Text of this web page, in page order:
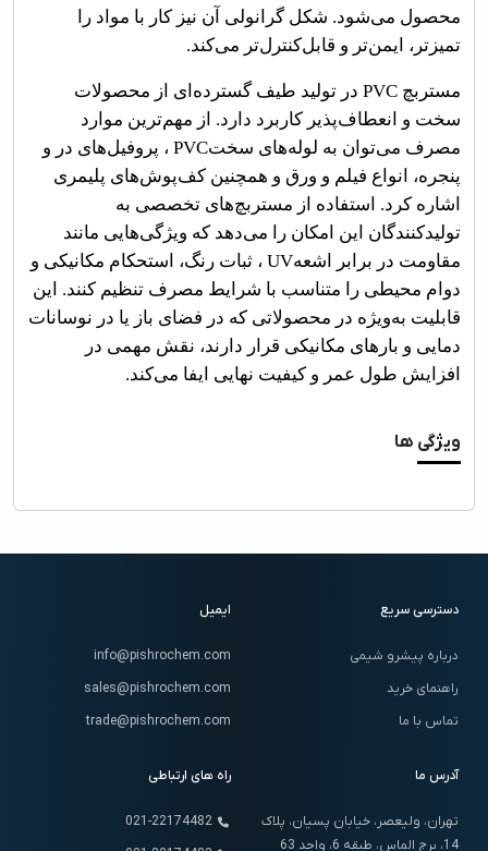
محصول می‌شود. شکل گرانولی آن نیز کار با مواد را
تمیزتر، ایمن‌تر و قابل‌کنترل‌تر می‌کند.
مستربچ PVC در تولید طیف گسترده‌ای از محصولات
سخت و انعطاف‌پذیر کاربرد دارد. از مهم‌ترین موارد
مصرف می‌توان به لوله‌های سختPVC ، پروفیل‌های در و
پنجره، انواع فیلم و ورق و همچنین کف‌پوش‌های پلیمری
اشاره کرد. استفاده از مستربچ‌های تخصصی به
تولیدکنندگان این امکان را می‌دهد که ویژگی‌هایی مانند
مقاومت در برابر اشعهUV ، ثبات رنگ، استحکام مکانیکی و
دوام محیطی را متناسب با شرایط مصرف تنظیم کنند. این
قابلیت به‌ویژه در محصولاتی که در فضای باز یا در نوسانات
دمایی و بارهای مکانیکی قرار دارند، نقش مهمی در
افزایش طول عمر و کیفیت نهایی ایفا می‌کند.
ویژگی ها
دسترسی سریع
درباره پیشرو شیمی
راهنمای خرید
تماس با ما
ایمیل
info@pishrochem.com
sales@pishrochem.com
trade@pishrochem.com
آدرس ما
تهران، ولیعصر، خیابان پسیان، پلاک
14، برج الماس، طبقه 6، واحد 63
راه های ارتباطی
021-22174482